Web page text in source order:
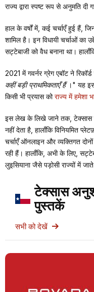
राज्य द्वारा स्पष्ट रूप से अनुमति दी
हाल के वर्षों में, कई चर्चाएँ हुई हैं,
शामिल है। इन विधायी चर्चाओं
सट्टेबाजी को वैध बनाना था।
2021 में गवर्नर ग्रेग एबॉट ने
कहीं बड़ी प्राथमिकताएँ हैं।" यह इस
किसी भी प्रयास कोराज्य में हमेशा
इस लेख के लिखे जाने तक, टेक्सास
नहीं देता है, हालाँकि विनियमित
चर्चाएँ ऑनलाइन और व्यक्तिगत
रही हैं। हालाँकि, अभी के लिए,
लुइसियाना जैसे पड़ोसी राज्यों में
टेक्सास
पुस्तकें
सभी को देखें